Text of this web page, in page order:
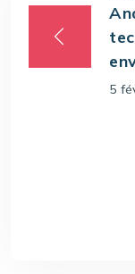
5